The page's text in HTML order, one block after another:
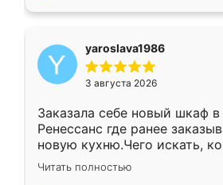
yaroslava1986
3 августа 2026
Заказала себе новый шкаф в
Ренессанс где ранее
новую кухню.Чего искать,
вполне довольна. Служит
два года, нареканий нет.
Читать полностью